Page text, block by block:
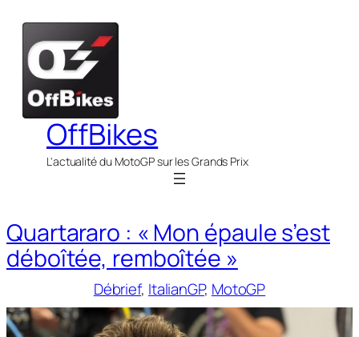
contenu
OffBikes
L'actualité du MotoGP sur les Grands Prix
Quartararo : « Mon épaule s’est
déboîtée, remboîtée »
Débrief, ItalianGP, MotoGP